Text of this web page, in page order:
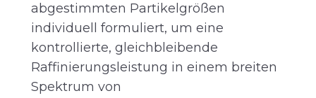
abgestimmten Partikelgrößen
individuell formuliert, um eine
kontrollierte, gleichbleibende
Raffinierungsleistung in einem breiten
Spektrum von